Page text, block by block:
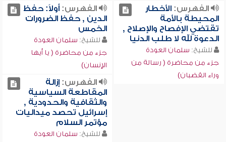
الفهرس:الأخطار
المحيطة بالأمة
تقتضي الإفصاح والإصلاح ,
الدعوة لله لا طلب الدنيا
للشيخ: سلمان العودة
جزء من محاضرة ( رسالة من
وراء القضبان)
الفهرس:أولاً: حفظ
الدين , حفظ الضرورات
الخمس
للشيخ: سلمان العودة
جزء من محاضرة ( يا أيها
الإنسان)
الفهرس:إزالة
المقاطعة السياسية
والثقافية والحدودية ,
إسرائيل تحصد ميداليات
مؤتمر السلام
للشيخ: سلمان العودة